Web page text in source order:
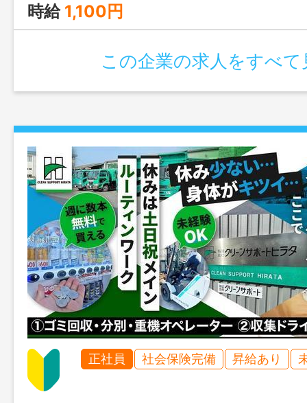
時給 1,100円
この企業の求人をすべて
正社員 社会保険完備 昇給あり